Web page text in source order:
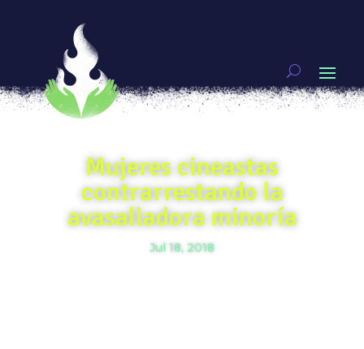
Mujeres cineastas
contrarrestando la
avasalladora minoría
Jul 18, 2018